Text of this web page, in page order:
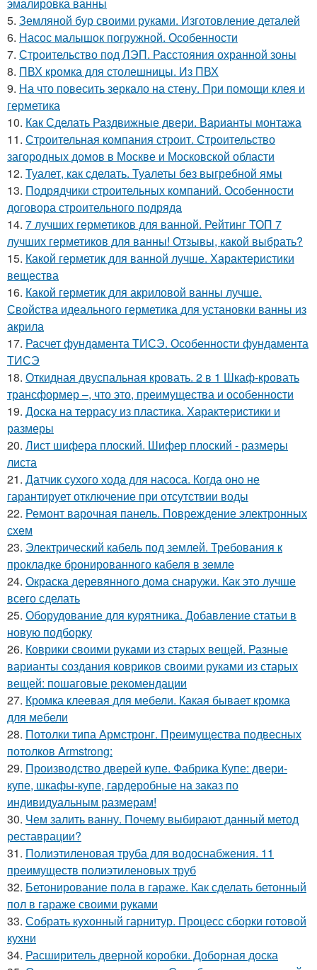
эмалировка ванны
5. Земляной бур своими руками. Изготовление деталей
6. Насос малышок погружной. Особенности
7. Строительство под ЛЭП. Расстояния охранной зоны
8. ПВХ кромка для столешницы. Из ПВХ
9. На что повесить зеркало на стену. При помощи клея и
герметика
10. Как Сделать Раздвижные двери. Варианты монтажа
11. Строительная компания строит. Строительство
загородных домов в Москве и Московской области
12. Туалет, как сделать. Туалеты без выгребной ямы
13. Подрядчики строительных компаний. Особенности
договора строительного подряда
14. 7 лучших герметиков для ванной. Рейтинг ТОП 7
лучших герметиков для ванны! Отзывы, какой выбрать?
15. Какой герметик для ванной лучше. Характеристики
вещества
16. Какой герметик для акриловой ванны лучше.
Свойства идеального герметика для установки ванны из
акрила
17. Расчет фундамента ТИСЭ. Особенности фундамента
ТИСЭ
18. Откидная двуспальная кровать. 2 в 1 Шкаф-кровать
трансформер –, что это, преимущества и особенности
19. Доска на террасу из пластика. Характеристики и
размеры
20. Лист шифера плоский. Шифер плоский - размеры
листа
21. Датчик сухого хода для насоса. Когда оно не
гарантирует отключение при отсутствии воды
22. Ремонт варочная панель. Повреждение электронных
схем
23. Электрический кабель под землей. Требования к
прокладке бронированного кабеля в земле
24. Окраска деревянного дома снаружи. Как это лучше
всего сделать
25. Оборудование для курятника. Добавление статьи в
новую подборку
26. Коврики своими руками из старых вещей. Разные
варианты создания ковриков своими руками из старых
вещей: пошаговые рекомендации
27. Кромка клеевая для мебели. Какая бывает кромка
для мебели
28. Потолки типа Армстронг. Преимущества подвесных
потолков Armstrong:
29. Производство дверей купе. Фабрика Купе: двери-
купе, шкафы-купе, гардеробные на заказ по
индивидуальным размерам!
30. Чем залить ванну. Почему выбирают данный метод
реставрации?
31. Полиэтиленовая труба для водоснабжения. 11
преимуществ полиэтиленовых труб
32. Бетонирование пола в гараже. Как сделать бетонный
пол в гараже своими руками
33. Собрать кухонный гарнитур. Процесс сборки готовой
кухни
34. Расширитель дверной коробки. Доборная доска